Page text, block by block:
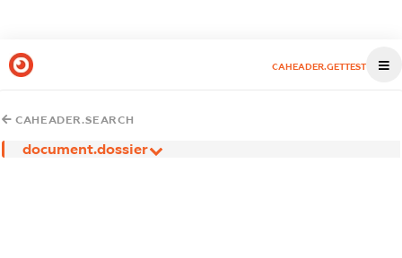
CAHEADER.GETTEST
CAHEADER.SEARCH
document.dossier